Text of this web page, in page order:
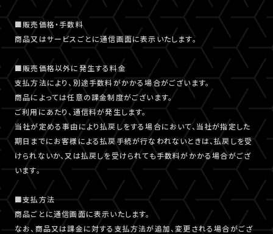
■販売価格・手数料
商品又はサービスごとに通信画面に表示いたします。
■販売価格以外に発生する料金
支払方法により、別途手数料がかかる場合がございます。
商品によっては任意の課金制度がございます。
ご利用にあたり、通信料が発生します。
当社が定める事由により払戻しをする場合において、当社が指定した
期日までにお客様による払戻手続が行なわれないときは、払戻しを受
けられないか、又は払戻しを受けられても手数料がかかる場合がござ
います。
■支払方法
商品ごとに通信画面に表示いたします。
なお、商品又は課金に対する支払方法が追加、変更される場合がござ